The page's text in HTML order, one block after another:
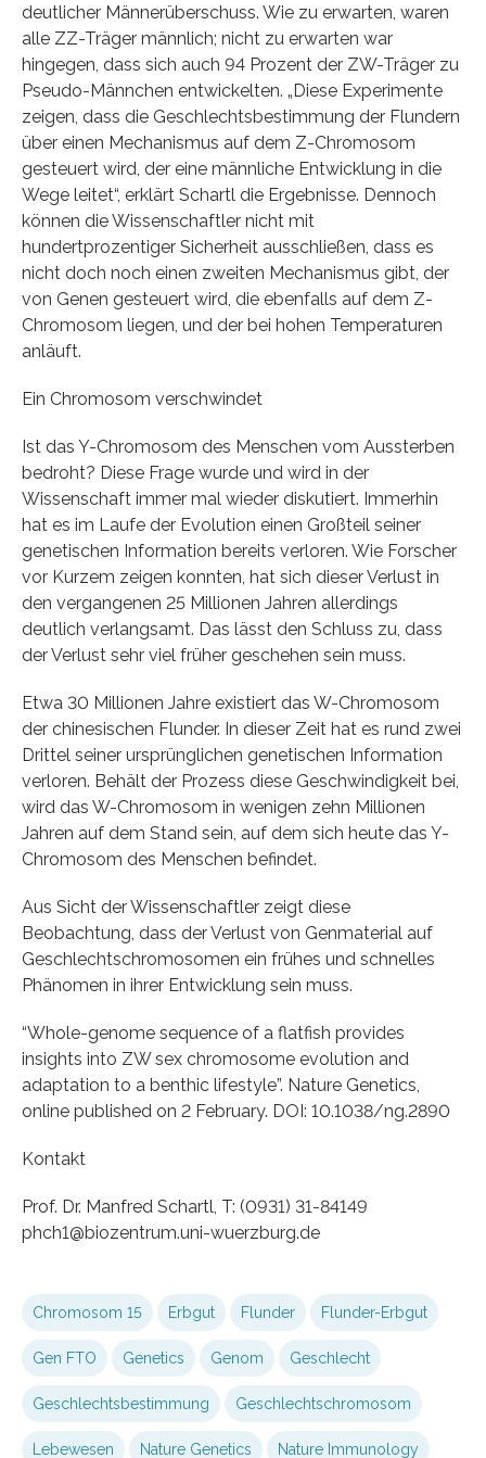
deutlicher Männerüberschuss. Wie zu erwarten, waren
alle ZZ-Träger männlich; nicht zu erwarten war
hingegen, dass sich auch 94 Prozent der ZW-Träger zu
Pseudo-Männchen entwickelten. „Diese Experimente
zeigen, dass die Geschlechtsbestimmung der Flundern
über einen Mechanismus auf dem Z-Chromosom
gesteuert wird, der eine männliche Entwicklung in die
Wege leitet“, erklärt Schartl die Ergebnisse. Dennoch
können die Wissenschaftler nicht mit
hundertprozentiger Sicherheit ausschließen, dass es
nicht doch noch einen zweiten Mechanismus gibt, der
von Genen gesteuert wird, die ebenfalls auf dem Z-
Chromosom liegen, und der bei hohen Temperaturen
anläuft.
Ein Chromosom verschwindet
Ist das Y-Chromosom des Menschen vom Aussterben
bedroht? Diese Frage wurde und wird in der
Wissenschaft immer mal wieder diskutiert. Immerhin
hat es im Laufe der Evolution einen Großteil seiner
genetischen Information bereits verloren. Wie Forscher
vor Kurzem zeigen konnten, hat sich dieser Verlust in
den vergangenen 25 Millionen Jahren allerdings
deutlich verlangsamt. Das lässt den Schluss zu, dass
der Verlust sehr viel früher geschehen sein muss.
Etwa 30 Millionen Jahre existiert das W-Chromosom
der chinesischen Flunder. In dieser Zeit hat es rund zwei
Drittel seiner ursprünglichen genetischen Information
verloren. Behält der Prozess diese Geschwindigkeit bei,
wird das W-Chromosom in wenigen zehn Millionen
Jahren auf dem Stand sein, auf dem sich heute das Y-
Chromosom des Menschen befindet.
Aus Sicht der Wissenschaftler zeigt diese
Beobachtung, dass der Verlust von Genmaterial auf
Geschlechtschromosomen ein frühes und schnelles
Phänomen in ihrer Entwicklung sein muss.
“Whole-genome sequence of a flatfish provides
insights into ZW sex chromosome evolution and
adaptation to a benthic lifestyle”. Nature Genetics,
online published on 2 February. DOI: 10.1038/ng.2890
Kontakt
Prof. Dr. Manfred Schartl, T: (0931) 31-84149
phch1@biozentrum.uni-wuerzburg.de
Chromosom 15 Erbgut Flunder Flunder-Erbgut
Gen FTO Genetics Genom Geschlecht
Geschlechtsbestimmung Geschlechtschromosom
Lebewesen Nature Genetics Nature Immunology